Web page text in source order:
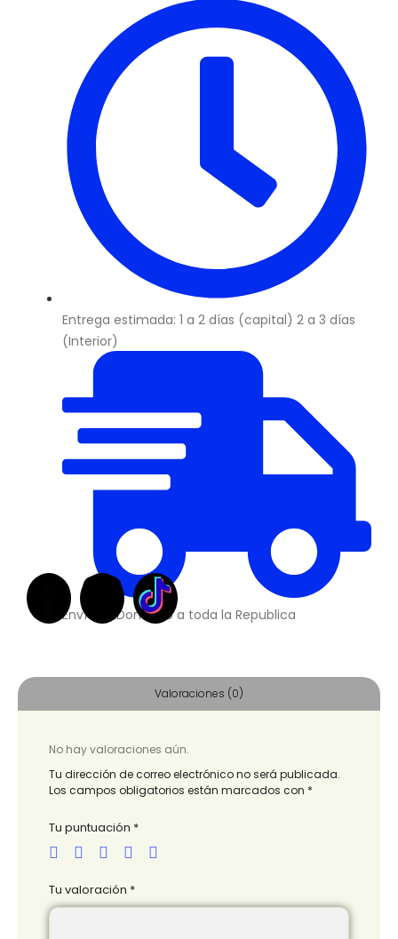
Entrega estimada: 1 a 2 días (capital) 2 a 3 días
(Interior)
Envíos a Domicilio a toda la Republica
Valoraciones (0)
No hay valoraciones aún.
Tu dirección de correo electrónico no será publicada.
Los campos obligatorios están marcados con *
Tu puntuación *
Tu valoración *